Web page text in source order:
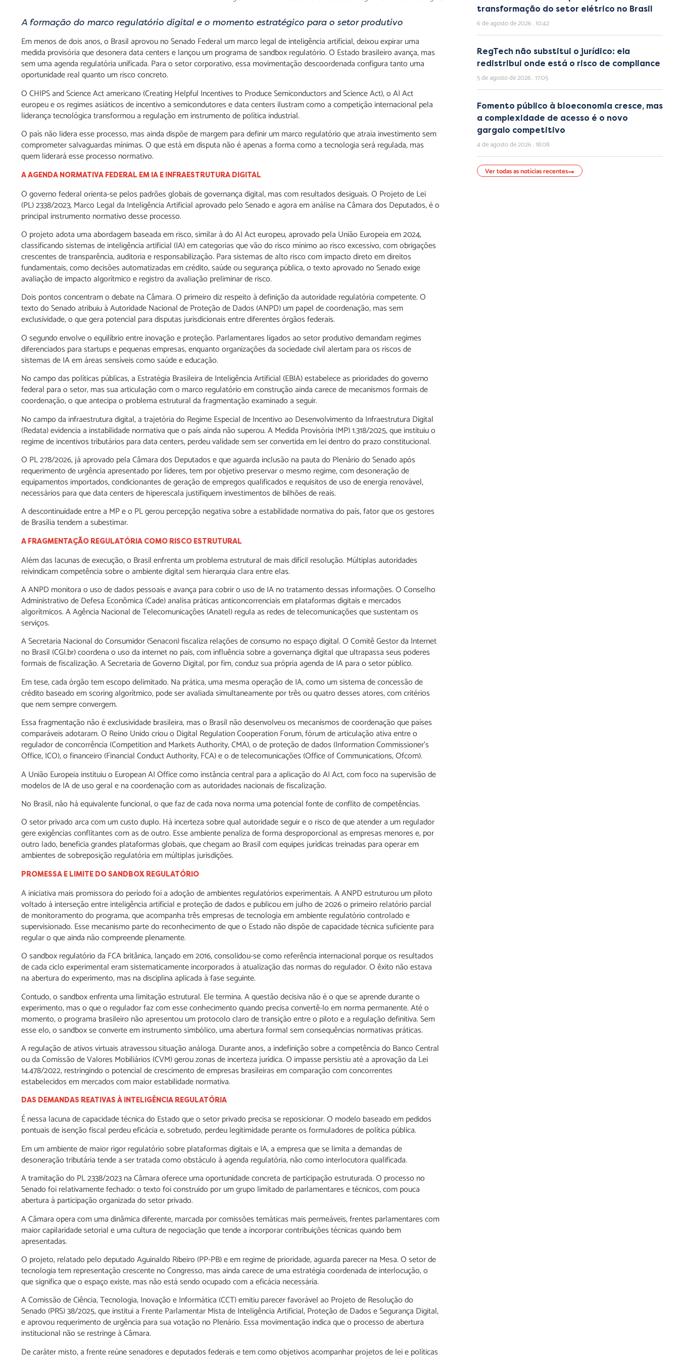
A formação do marco regulatório digital e o momento estratégico para o setor produtivo
Em menos de dois anos, o Brasil aprovou no Senado Federal um marco legal de inteligência artificial, deixou expirar uma
medida provisória que desonera data centers e lançou um programa de sandbox regulatório. O Estado brasileiro avança, mas
sem uma agenda regulatória unificada. Para o setor corporativo, essa movimentação descoordenada configura tanto uma
oportunidade real quanto um risco concreto.
O CHIPS and Science Act americano (Creating Helpful Incentives to Produce Semiconductors and Science Act), o AI Act
europeu e os regimes asiáticos de incentivo a semicondutores e data centers ilustram como a competição internacional pela
liderança tecnológica transformou a regulação em instrumento de política industrial.
O país não lidera esse processo, mas ainda dispõe de margem para definir um marco regulatório que atraia investimento sem
comprometer salvaguardas mínimas. O que está em disputa não é apenas a forma como a tecnologia será regulada, mas
quem liderará esse processo normativo.
A AGENDA NORMATIVA FEDERAL EM IA E INFRAESTRUTURA DIGITAL
O governo federal orienta-se pelos padrões globais de governança digital, mas com resultados desiguais. O Projeto de Lei
(PL) 2338/2023, Marco Legal da Inteligência Artificial aprovado pelo Senado e agora em análise na Câmara dos Deputados, é o
principal instrumento normativo desse processo.
O projeto adota uma abordagem baseada em risco, similar à do AI Act europeu, aprovado pela União Europeia em 2024,
classificando sistemas de inteligência artificial (IA) em categorias que vão do risco mínimo ao risco excessivo, com obrigações
crescentes de transparência, auditoria e responsabilização. Para sistemas de alto risco com impacto direto em direitos
fundamentais, como decisões automatizadas em crédito, saúde ou segurança pública, o texto aprovado no Senado exige
avaliação de impacto algorítmico e registro da avaliação preliminar de risco.
Dois pontos concentram o debate na Câmara. O primeiro diz respeito à definição da autoridade regulatória competente. O
texto do Senado atribuiu à Autoridade Nacional de Proteção de Dados (ANPD) um papel de coordenação, mas sem
exclusividade, o que gera potencial para disputas jurisdicionais entre diferentes órgãos federais.
O segundo envolve o equilíbrio entre inovação e proteção. Parlamentares ligados ao setor produtivo demandam regimes
diferenciados para startups e pequenas empresas, enquanto organizações da sociedade civil alertam para os riscos de
sistemas de IA em áreas sensíveis como saúde e educação.
No campo das políticas públicas, a Estratégia Brasileira de Inteligência Artificial (EBIA) estabelece as prioridades do governo
federal para o setor, mas sua articulação com o marco regulatório em construção ainda carece de mecanismos formais de
coordenação, o que antecipa o problema estrutural da fragmentação examinado a seguir.
No campo da infraestrutura digital, a trajetória do Regime Especial de Incentivo ao Desenvolvimento da Infraestrutura Digital
(Redata) evidencia a instabilidade normativa que o país ainda não superou. A Medida Provisória (MP) 1.318/2025, que instituiu o
regime de incentivos tributários para data centers, perdeu validade sem ser convertida em lei dentro do prazo constitucional.
O PL 278/2026, já aprovado pela Câmara dos Deputados e que aguarda inclusão na pauta do Plenário do Senado após
requerimento de urgência apresentado por líderes, tem por objetivo preservar o mesmo regime, com desoneração de
equipamentos importados, condicionantes de geração de empregos qualificados e requisitos de uso de energia renovável,
necessários para que data centers de hiperescala justifiquem investimentos de bilhões de reais.
A descontinuidade entre a MP e o PL gerou percepção negativa sobre a estabilidade normativa do país, fator que os gestores
de Brasília tendem a subestimar.
A FRAGMENTAÇÃO REGULATÓRIA COMO RISCO ESTRUTURAL
Além das lacunas de execução, o Brasil enfrenta um problema estrutural de mais difícil resolução. Múltiplas autoridades
reivindicam competência sobre o ambiente digital sem hierarquia clara entre elas.
A ANPD monitora o uso de dados pessoais e avança para cobrir o uso de IA no tratamento dessas informações. O Conselho
Administrativo de Defesa Econômica (Cade) analisa práticas anticoncorrenciais em plataformas digitais e mercados
algorítmicos. A Agência Nacional de Telecomunicações (Anatel) regula as redes de telecomunicações que sustentam os
serviços.
A Secretaria Nacional do Consumidor (Senacon) fiscaliza relações de consumo no espaço digital. O Comitê Gestor da Internet
no Brasil (CGI.br) coordena o uso da internet no país, com influência sobre a governança digital que ultrapassa seus poderes
formais de fiscalização. A Secretaria de Governo Digital, por fim, conduz sua própria agenda de IA para o setor público.
Em tese, cada órgão tem escopo delimitado. Na prática, uma mesma operação de IA, como um sistema de concessão de
crédito baseado em scoring algorítmico, pode ser avaliada simultaneamente por três ou quatro desses atores, com critérios
que nem sempre convergem.
Essa fragmentação não é exclusividade brasileira, mas o Brasil não desenvolveu os mecanismos de coordenação que países
comparáveis adotaram. O Reino Unido criou o Digital Regulation Cooperation Forum, fórum de articulação ativa entre o
regulador de concorrência (Competition and Markets Authority, CMA), o de proteção de dados (Information Commissioner’s
Office, ICO), o financeiro (Financial Conduct Authority, FCA) e o de telecomunicações (Office of Communications, Ofcom).
A União Europeia instituiu o European AI Office como instância central para a aplicação do AI Act, com foco na supervisão de
modelos de IA de uso geral e na coordenação com as autoridades nacionais de fiscalização.
No Brasil, não há equivalente funcional, o que faz de cada nova norma uma potencial fonte de conflito de competências.
O setor privado arca com um custo duplo. Há incerteza sobre qual autoridade seguir e o risco de que atender a um regulador
gere exigências conflitantes com as de outro. Esse ambiente penaliza de forma desproporcional as empresas menores e, por
outro lado, beneficia grandes plataformas globais, que chegam ao Brasil com equipes jurídicas treinadas para operar em
ambientes de sobreposição regulatória em múltiplas jurisdições.
PROMESSA E LIMITE DO SANDBOX REGULATÓRIO
A iniciativa mais promissora do período foi a adoção de ambientes regulatórios experimentais. A ANPD estruturou um piloto
voltado à interseção entre inteligência artificial e proteção de dados e publicou em julho de 2026 o primeiro relatório parcial
de monitoramento do programa, que acompanha três empresas de tecnologia em ambiente regulatório controlado e
supervisionado. Esse mecanismo parte do reconhecimento de que o Estado não dispõe de capacidade técnica suficiente para
regular o que ainda não compreende plenamente.
O sandbox regulatório da FCA britânica, lançado em 2016, consolidou-se como referência internacional porque os resultados
de cada ciclo experimental eram sistematicamente incorporados à atualização das normas do regulador. O êxito não estava
na abertura do experimento, mas na disciplina aplicada à fase seguinte.
Contudo, o sandbox enfrenta uma limitação estrutural. Ele termina. A questão decisiva não é o que se aprende durante o
experimento, mas o que o regulador faz com esse conhecimento quando precisa convertê-lo em norma permanente. Até o
momento, o programa brasileiro não apresentou um protocolo claro de transição entre o piloto e a regulação definitiva. Sem
esse elo, o sandbox se converte em instrumento simbólico, uma abertura formal sem consequências normativas práticas.
A regulação de ativos virtuais atravessou situação análoga. Durante anos, a indefinição sobre a competência do Banco Central
ou da Comissão de Valores Mobiliários (CVM) gerou zonas de incerteza jurídica. O impasse persistiu até a aprovação da Lei
14.478/2022, restringindo o potencial de crescimento de empresas brasileiras em comparação com concorrentes
estabelecidos em mercados com maior estabilidade normativa.
DAS DEMANDAS REATIVAS À INTELIGÊNCIA REGULATÓRIA
É nessa lacuna de capacidade técnica do Estado que o setor privado precisa se reposicionar. O modelo baseado em pedidos
pontuais de isenção fiscal perdeu eficácia e, sobretudo, perdeu legitimidade perante os formuladores de política pública.
Em um ambiente de maior rigor regulatório sobre plataformas digitais e IA, a empresa que se limita a demandas de
desoneração tributária tende a ser tratada como obstáculo à agenda regulatória, não como interlocutora qualificada.
A tramitação do PL 2338/2023 na Câmara oferece uma oportunidade concreta de participação estruturada. O processo no
Senado foi relativamente fechado: o texto foi construído por um grupo limitado de parlamentares e técnicos, com pouca
abertura à participação organizada do setor privado.
A Câmara opera com uma dinâmica diferente, marcada por comissões temáticas mais permeáveis, frentes parlamentares com
maior capilaridade setorial e uma cultura de negociação que tende a incorporar contribuições técnicas quando bem
apresentadas.
O projeto, relatado pelo deputado Aguinaldo Ribeiro (PP-PB) e em regime de prioridade, aguarda parecer na Mesa. O setor de
tecnologia tem representação crescente no Congresso, mas ainda carece de uma estratégia coordenada de interlocução, o
que significa que o espaço existe, mas não está sendo ocupado com a eficácia necessária.
A Comissão de Ciência, Tecnologia, Inovação e Informática (CCT) emitiu parecer favorável ao Projeto de Resolução do
Senado (PRS) 38/2025, que institui a Frente Parlamentar Mista de Inteligência Artificial, Proteção de Dados e Segurança Digital,
e aprovou requerimento de urgência para sua votação no Plenário. Essa movimentação indica que o processo de abertura
institucional não se restringe à Câmara.
De caráter misto, a frente reúne senadores e deputados federais e tem como objetivos acompanhar projetos de lei e políticas
transformação do setor elétrico no Brasil
6 de agosto de 2026 10:42
RegTech não substitui o jurídico: ela
redistribui onde está o risco de compliance
5 de agosto de 2026 17:05
Fomento público à bioeconomia cresce, mas
a complexidade de acesso é o novo
gargalo competitivo
4 de agosto de 2026 18:08
Ver todas as notícias recentes